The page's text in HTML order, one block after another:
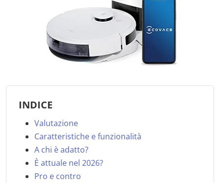
INDICE
Valutazione
Caratteristiche e funzionalità
A chi è adatto?
È attuale nel 2026?
Pro e contro